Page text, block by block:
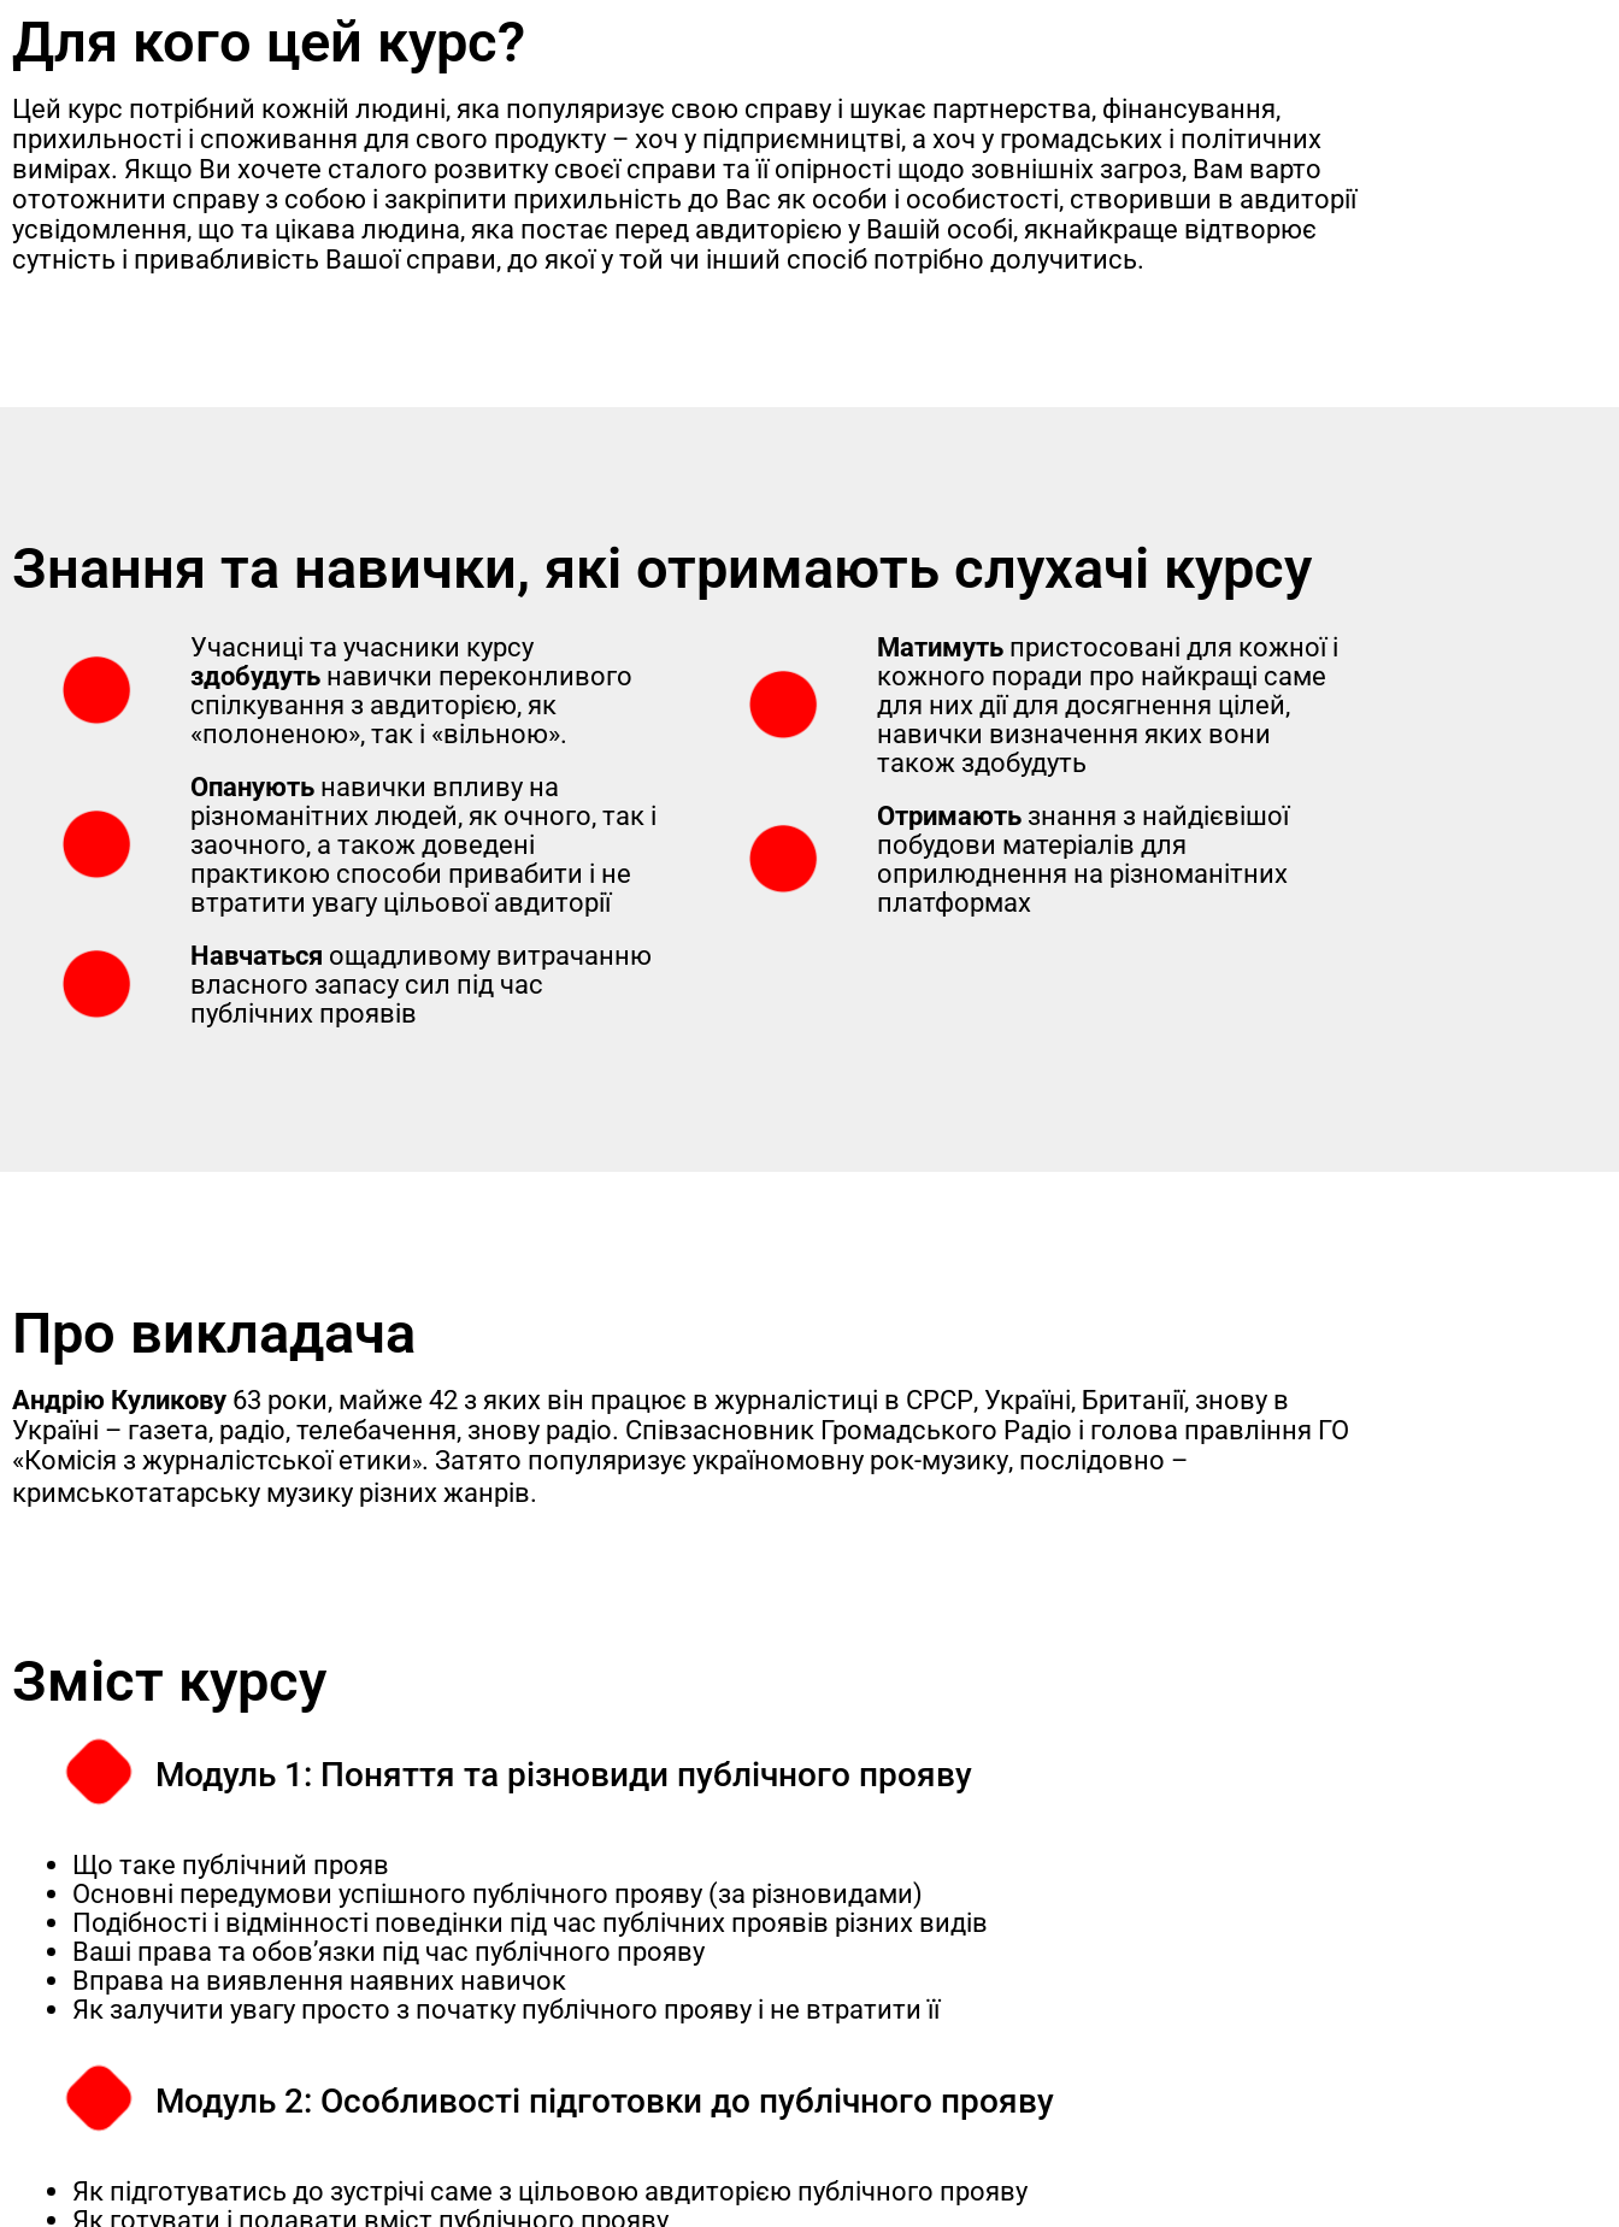
Для кого цей курс?
Цей курс потрібний кожній людині, яка популяризує свою справу і шукає партнерства, фінансування,
прихильності і споживання для свого продукту – хоч у підприємництві, а хоч у громадських і політичних
вимірах. Якщо Ви хочете сталого розвитку своєї справи та її опірності щодо зовнішніх загроз, Вам варто
ототожнити справу з собою і закріпити прихильність до Вас як особи і особистості, створивши в авдиторії
усвідомлення, що та цікава людина, яка постає перед авдиторією у Вашій особі, якнайкраще відтворює
сутність і привабливість Вашої справи, до якої у той чи інший спосіб потрібно долучитись.
Знання та навички, які отримають слухачі курсу
Учасниці та учасники курсу
здобудуть навички переконливого
спілкування з авдиторією, як
«полоненою», так і «вільною».
Опанують навички впливу на
різноманітних людей, як очного, так і
заочного, а також доведені
практикою способи привабити і не
втратити увагу цільової авдиторії
Навчаться ощадливому витрачанню
власного запасу сил під час
публічних проявів
Матимуть пристосовані для кожної і
кожного поради про найкращі саме
для них дії для досягнення цілей,
навички визначення яких вони
також здобудуть
Отримають знання з найдієвішої
побудови матеріалів для
оприлюднення на різноманітних
платформах
Про викладача
Андрію Куликову 63 роки, майже 42 з яких він працює в журналістиці в СРСР, Україні, Британії, знову в
Україні – газета, радіо, телебачення, знову радіо. Співзасновник Громадського Радіо і голова правління ГО
«Комісія з журналістської етики». Затято популяризує україномовну рок-музику, послідовно –
кримськотатарську музику різних жанрів.
Зміст курсу
Модуль 1: Поняття та різновиди публічного прояву
Що таке публічний прояв
Основні передумови успішного публічного прояву (за різновидами)
Подібності і відмінності поведінки під час публічних проявів різних видів
Ваші права та обов’язки під час публічного прояву
Вправа на виявлення наявних навичок
Як залучити увагу просто з початку публічного прояву і не втратити її
Модуль 2: Особливості підготовки до публічного прояву
Як підготуватись до зустрічі саме з цільовою авдиторією публічного прояву
Як готувати і подавати вміст публічного прояву